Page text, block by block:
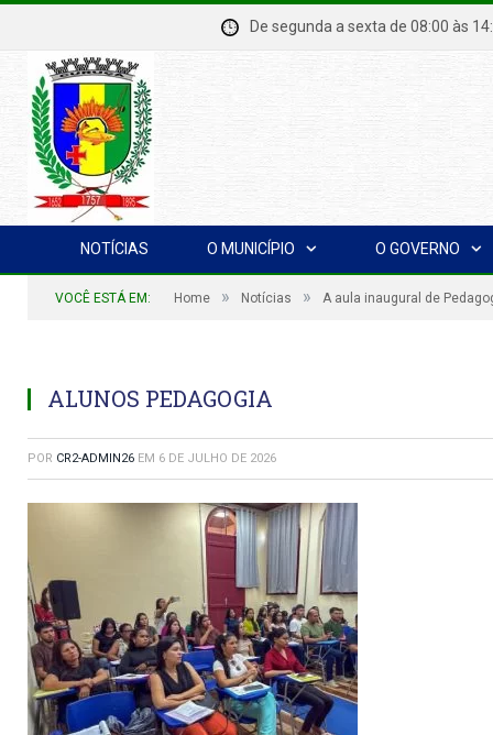
De segunda a sexta de 08:00
NOTÍCIAS O MUNICÍPIO O GOVERNO
VOCÊ ESTÁ EM: Home » Notícias » A aula inaugural de
ALUNOS PEDAGOGIA
POR CR2-ADMIN26 EM 6 DE JULHO DE 2026